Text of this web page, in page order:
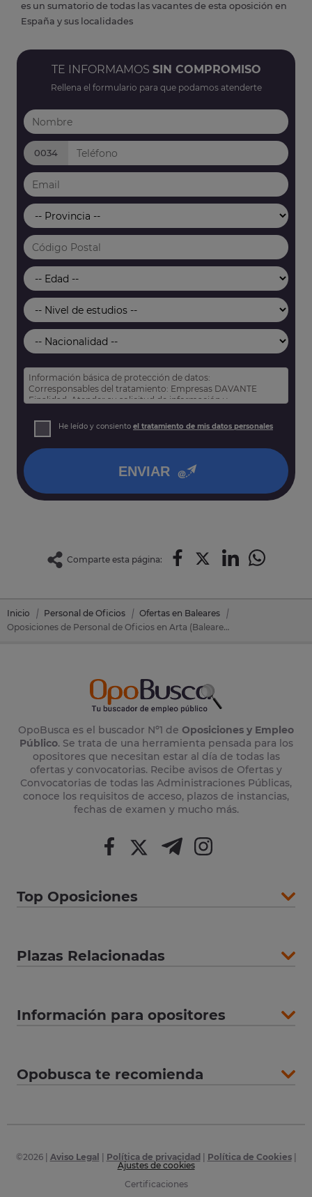
es un sumatorio de todas las vacantes de esta oposición en
España y sus localidades
TE INFORMAMOS SIN COMPROMISO
Rellena el formulario para que podamos atenderte
0034
Información básica de protección de datos:
Corresponsables del tratamiento: Empresas DAVANTE
Finalidad: Atender su solicitud de información y
Derechos: Puede acceder, rectificar y suprimir sus datos,
así como otros derechos tal y como se explica en nuestra
He leído y consiento el tratamiento de mis datos personales
ENVIAR
Comparte esta página:
Inicio Personal de Oficios
Ofertas en Baleares
Oposiciones de Personal de Oficios en Arta (Baleares)
OpoBusca es el buscador Nº1 de Oposiciones y Empleo
Público. Se trata de una herramienta pensada para los
opositores que necesitan estar al día de todas las
ofertas y convocatorias. Recibe avisos de Ofertas y
Convocatorias de todas las Administraciones Públicas,
conoce los requisitos de acceso, plazos de instancias,
fechas de examen y mucho más.
Top Oposiciones
Plazas Relacionadas
Información para opositores
Opobusca te recomienda
©2026| Aviso Legal Política de privacidad Política de Cookies|
Ajustes de cookies
Certificaciones